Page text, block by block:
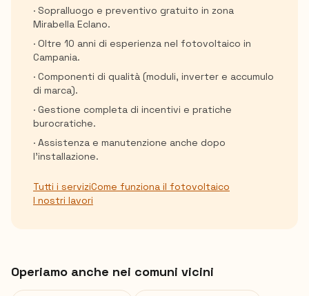
· Sopralluogo e preventivo gratuito in zona
Mirabella Eclano.
· Oltre 10 anni di esperienza nel fotovoltaico in
Campania.
· Componenti di qualità (moduli, inverter e accumulo
di marca).
· Gestione completa di incentivi e pratiche
burocratiche.
· Assistenza e manutenzione anche dopo
l'installazione.
Tutti i serviziCome funziona il fotovoltaico
I nostri lavori
Operiamo anche nei comuni vicini